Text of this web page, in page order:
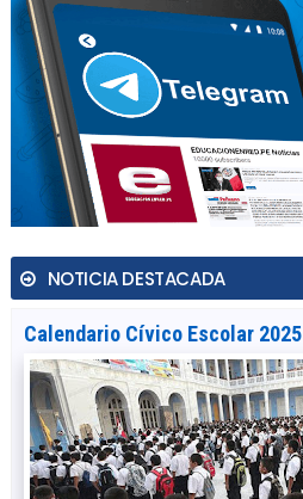
NOTICIA DESTACADA
Calendario Cívico Escolar 2025